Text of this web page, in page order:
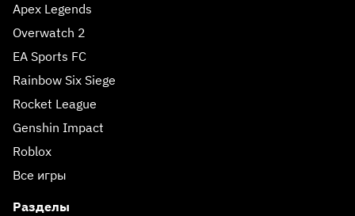
Apex Legends
Overwatch 2
EA Sports FC
Rainbow Six Siege
Rocket League
Genshin Impact
Roblox
Все игры
Разделы